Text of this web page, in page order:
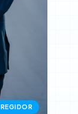
REGIDOR